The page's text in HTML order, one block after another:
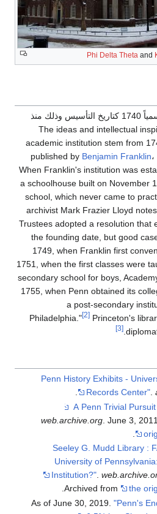
Phi Delta Theta and
تستخدم الجامعة رسمياً 1740 كتاريخ التأسيس وذلك منذ
1899. The ideas and intellectual
academic institution stem from
published by Benjamin Franklin
When Franklin's institution was
a schoolhouse built on November
school, which never came to
archivist Mark Frazier Lloyd
Trustees adopted a resolution that
the founding date, but good
1749, when Franklin first
1751, when the first classes were
secondary school for boys,
1755, when Penn obtained its
a post-secondary
Philadelphia."
[2] Princeton's
[3]
"Penn History Exhibits -
Records Center".
.
web.archive.org . June 3,
"Seeley G. Mudd Library :
University of
Institution?".
Archived from
the
As of June 30, 2019."Penn's